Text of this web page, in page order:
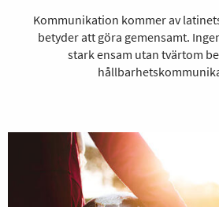
Kommunikation kommer av
betyder att göra gemensamt.
stark ensam utan tvärtom